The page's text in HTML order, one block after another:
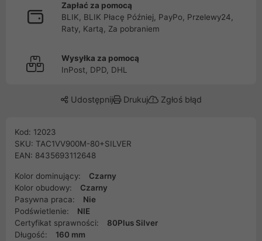
Zapłać za pomocą
BLIK, BLIK Płacę Później, PayPo, Przelewy24,
Raty, Kartą, Za pobraniem
Wysyłka za pomocą
InPost, DPD, DHL
Udostępnij Drukuj Zgłoś błąd
Kod: 12023
SKU: TAC1VV900M-80+SILVER
EAN: 8435693112648
Kolor dominujący:
Czarny
Kolor obudowy:
Czarny
Pasywna praca:
Nie
Podświetlenie:
NIE
Certyfikat sprawności:
80Plus Silver
Długość:
160 mm